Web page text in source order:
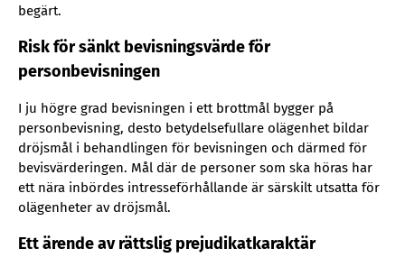
begärt.
Risk för sänkt bevisningsvärde för
personbevisningen
I ju högre grad bevisningen i ett brottmål bygger på
personbevisning, desto betydelsefullare olägenhet bildar
dröjsmål i behandlingen för bevisningen och därmed för
bevisvärderingen. Mål där de personer som ska höras har
ett nära inbördes intresseförhållande är särskilt utsatta för
olägenheter av dröjsmål.
Ett ärende av rättslig prejudikatkaraktär